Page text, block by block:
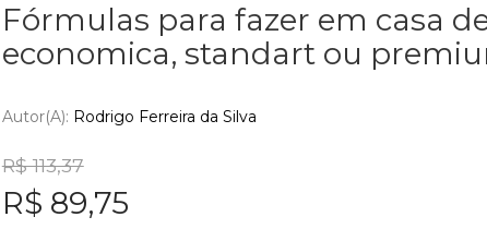
Fórmulas para fazer em casa
economica, standart ou
Autor(a): Rodrigo Ferreira da Silva
R$ 113,37
R$ 89,75